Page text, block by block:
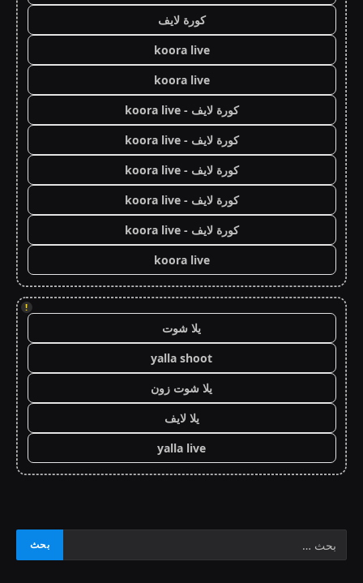
كورة لايف
koora live
koora live
كورة لايف - koora live
كورة لايف - koora live
كورة لايف - koora live
كورة لايف - koora live
كورة لايف - koora live
koora live
!
يلا شوت
yalla shoot
يلا شوت زون
يلا لايف
yalla live